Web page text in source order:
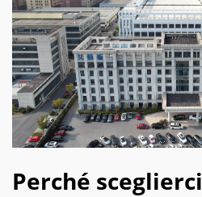
Perché sceglierci